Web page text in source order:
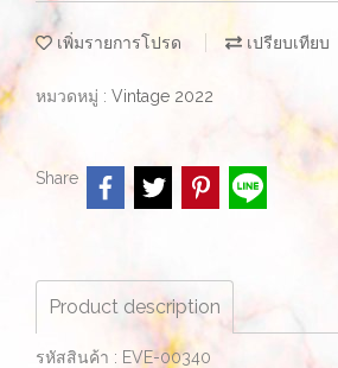
เพิ่มรายการโปรด เปรียบเทียบ
หมวดหมู่ : Vintage 2022
Share
Product description
รหัสสินค้า : EVE-00340